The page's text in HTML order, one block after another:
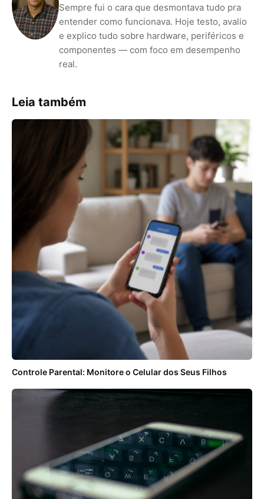
Sempre fui o cara que desmontava tudo pra
entender como funcionava. Hoje testo, avalio
e explico tudo sobre hardware, periféricos e
componentes — com foco em desempenho
real.
Leia também
Controle Parental: Monitore o Celular dos Seus Filhos